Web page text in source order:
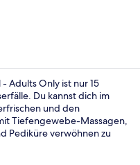
Adults Only ist nur 15
Du kannst dich im
und den
Tiefengewebe-Massagen,
Pediküre verwöhnen zu